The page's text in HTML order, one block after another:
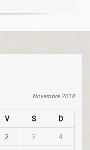
Novembre 2018
V S D
2 3 4